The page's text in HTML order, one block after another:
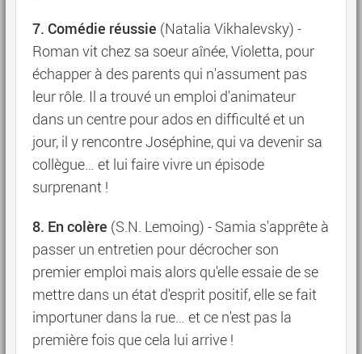
7. Comédie réussie (Natalia Vikhalevsky) -
Roman vit chez sa soeur aînée, Violetta, pour
échapper à des parents qui n'assument pas
leur rôle. Il a trouvé un emploi d'animateur
dans un centre pour ados en difficulté et un
jour, il y rencontre Joséphine, qui va devenir sa
collègue… et lui faire vivre un épisode
surprenant !
8. En colère (S.N. Lemoing) - Samia s'apprête à
passer un entretien pour décrocher son
premier emploi mais alors qu'elle essaie de se
mettre dans un état d'esprit positif, elle se fait
importuner dans la rue… et ce n'est pas la
première fois que cela lui arrive !